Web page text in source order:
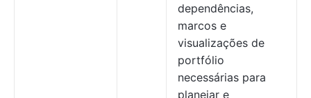
dependências,
marcos e
visualizações de
portfólio
necessárias para
planejar e